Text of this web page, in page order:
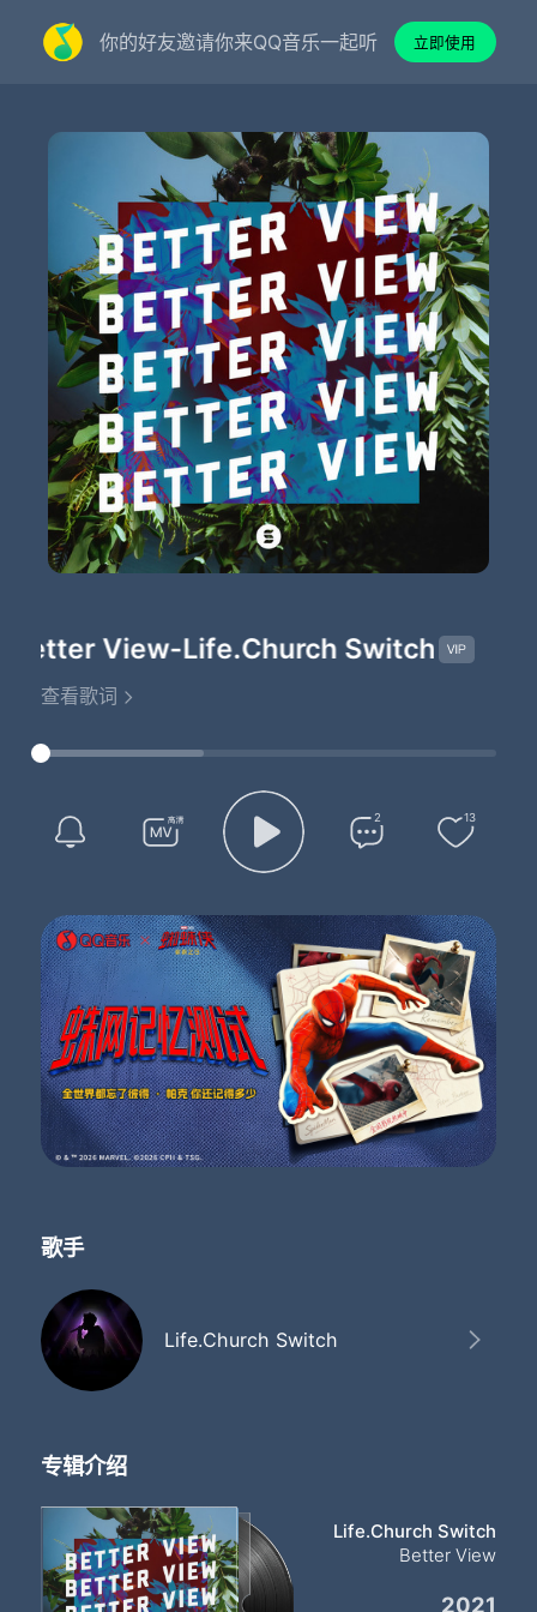
你的好友邀请你来QQ音乐一起听 立即使用
View-Life.Church Switch
查看歌词
2 13
歌手
Life.Church Switch
专辑介绍
Life.Church Switch
Better View
2021